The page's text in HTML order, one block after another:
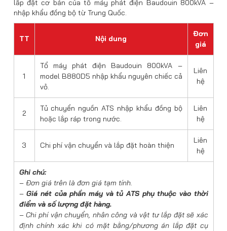
lắp đặt cơ bản của tổ máy phát điện Baudouin 800kVA –
nhập khẩu đồng bộ từ Trung Quốc.
TT Nội dung
Đơn
giá
1
Tổ máy phát điện Baudouin 800kVA –
model B880D5 nhập khẩu nguyên chiếc cả
vỏ.
Liên
hệ
2
Tủ chuyển nguồn ATS nhập khẩu đồng bộ
hoặc lắp ráp trong nước.
Liên
hệ
3 Chi phí vận chuyển và lắp đặt hoàn thiện
Liên
hệ
Ghi chú:
– Đơn giá trên là đơn giá tạm tính.
–Giá nét của phần máy và tủ ATS phụ thuộc vào thời
điểm và số lượng đặt hàng.
– Chi phí vận chuyển, nhân công và vật tư lắp đặt sẽ xác
định chính xác khi có mặt bằng/phương án lắp đặt cụ